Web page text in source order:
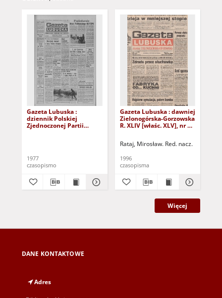
Gazeta Lubuska :
dziennik Polskiej
Zjednoczonej Partii
1977
czasopismo
Gazeta Lubuska : dawniej
Zielonogórska-Gorzowska
R. XLIV [właśc. XLV], nr 52
Rataj, Mirosław. Red. nacz.
1996
czasopisma
Więcej
DANE KONTAKTOWE
Adres